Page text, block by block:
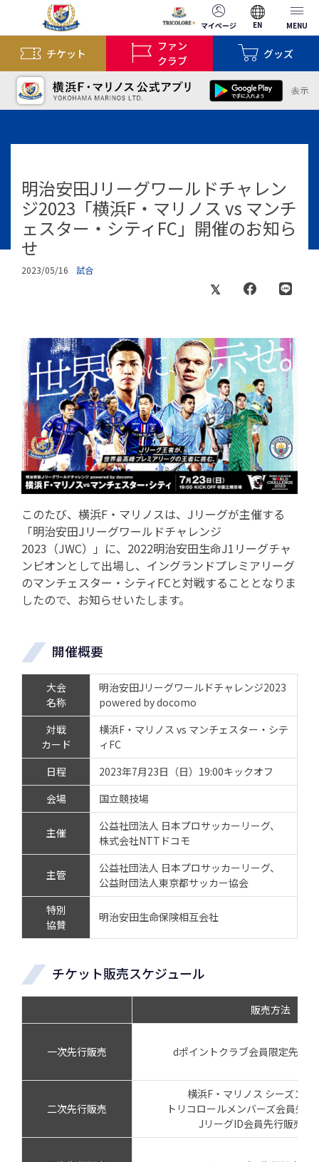
マイページ EN MENU
チケット
ファン
クラブ
グッズ
明治安田Jリーグワールドチャレン
ジ2023「横浜F・マリノス vs マンチ
ェスター・シティFC」開催のお知ら
せ
2023/05/16 試合
このたび、横浜F・マリノスは、Jリーグが主催する
「明治安田Jリーグワールドチャレンジ
2023（JWC）」に、2022明治安田生命J1リーグチャ
ンピオンとして出場し、イングランドプレミアリーグ
のマンチェスター・シティFCと対戦することとなりま
したので、お知らせいたします。
開催概要
大会
名称
明治安田Jリーグワールドチャレンジ2023
powered by docomo
対戦
カード
横浜F・マリノス vs マンチェスター・シテ
ィFC
日程
2023年7月23日（日）19:00キックオフ
会場
国立競技場
主催
公益社団法人 日本プロサッカーリーグ、
株式会社NTTドコモ
主管
公益社団法人 日本プロサッカーリーグ、
公益財団法人東京都サッカー協会
特別
協賛
明治安田生命保険相互会社
チケット販売スケジュール
販売方法
一次先行販売 dポイントクラブ会員限定先行
二次先行販売
横浜F・マリノス シーズンチ
トリコロールメンバーズ会員先
JリーグID会員先行販売（